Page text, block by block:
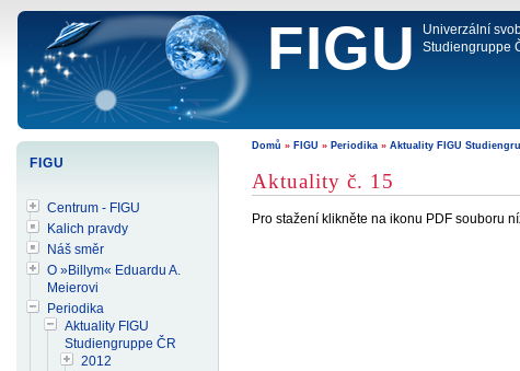
FIGU Univerzální
Studiengruppe
Domů » FIGU » Periodika » Aktuality FIGU
Aktuality č. 15
Pro stažení klikněte na ikonu PDF souboru
FIGU
Centrum - FIGU
Kalich pravdy
Náš směr
O »Billym« Eduardu A.
Meierovi
Periodika
Aktuality FIGU
Studiengruppe ČR
2012